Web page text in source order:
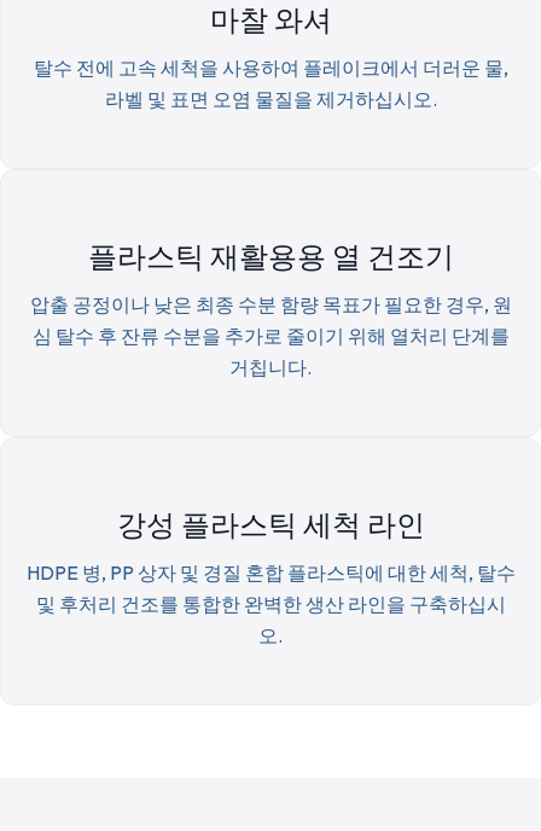
마찰 와셔
탈수 전에 고속 세척을 사용하여 플레이크에서 더러운 물,
라벨 및 표면 오염 물질을 제거하십시오.
플라스틱 재활용용 열 건조기
압출 공정이나 낮은 최종 수분 함량 목표가 필요한 경우, 원
심 탈수 후 잔류 수분을 추가로 줄이기 위해 열처리 단계를
거칩니다.
강성 플라스틱 세척 라인
HDPE 병, PP 상자 및 경질 혼합 플라스틱에 대한 세척, 탈수
및 후처리 건조를 통합한 완벽한 생산 라인을 구축하십시
오.